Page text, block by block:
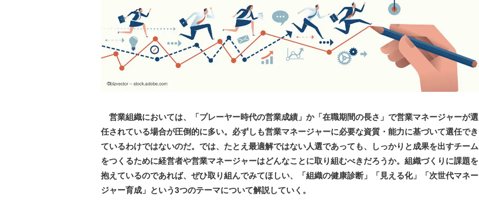
営業組織においては、「プレーヤー時代の営業成績」か「在職期間の長さ」で営業マネージャーが選
任されている場合が圧倒的に多い。必ずしも営業マネージャーに必要な資質・能力に基づいて選任でき
ているわけではないのだ。では、たとえ最適解ではない人選であっても、しっかりと成果を出すチーム
をつくるために経営者や営業マネージャーはどんなことに取り組むべきだろうか。組織づくりに課題を
抱えているのであれば、ぜひ取り組んでみてほしい、「組織の健康診断」「見える化」「次世代マネー
ジャー育成」という3つのテーマについて解説していく。